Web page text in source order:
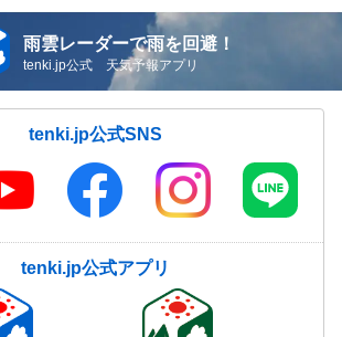
雨雲レーダーで雨を回避！
tenki.jp公式 天気予報アプリ
tenki.jp公式SNS
tenki.jp公式アプリ